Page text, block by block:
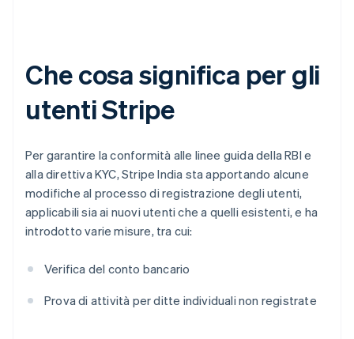
Che cosa significa per gli
utenti Stripe
Per garantire la conformità alle linee guida della RBI e
alla direttiva KYC, Stripe India sta apportando alcune
modifiche al processo di registrazione degli utenti,
applicabili sia ai nuovi utenti che a quelli esistenti, e ha
introdotto varie misure, tra cui:
Verifica del conto bancario
Prova di attività per ditte individuali non registrate